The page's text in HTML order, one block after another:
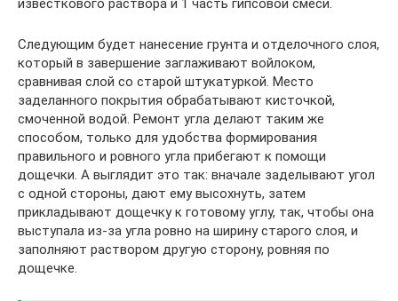
Следующим будет нанесение грунта и отделочного слоя,
который в завершение заглаживают войлоком,
сравнивая слой со старой штукатуркой. Место
заделанного покрытия обрабатывают кисточкой,
смоченной водой. Ремонт угла делают таким же
способом, только для удобства формирования
правильного и ровного угла прибегают к помощи
дощечки. А выглядит это так: вначале заделывают угол
с одной стороны, дают ему высохнуть, затем
прикладывают дощечку к готовому углу, так, чтобы она
выступала из-за угла ровно на ширину старого слоя, и
заполняют раствором другую сторону, ровняя по
дощечке.